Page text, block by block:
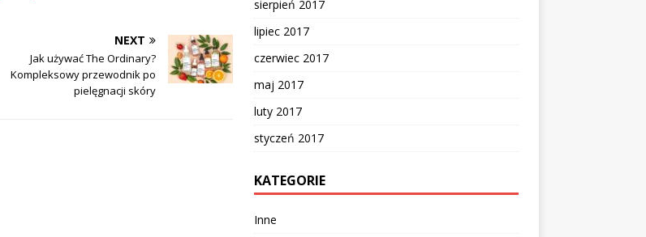
NEXT
Jak używać The Ordinary?
Kompleksowy przewodnik po
pielęgnacji skóry
sierpień 2017
lipiec 2017
czerwiec 2017
maj 2017
luty 2017
styczeń 2017
KATEGORIE
Inne